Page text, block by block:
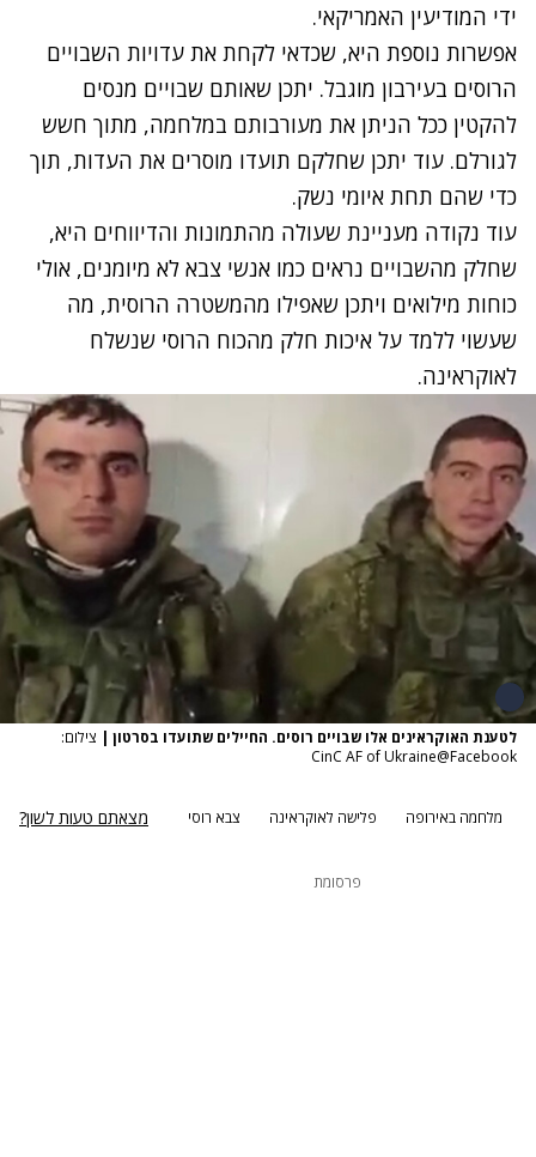
ידי המודיעין האמריקאי.
אפשרות נוספת היא, שכדאי לקחת את עדויות השבויים
הרוסים בעירבון מוגבל. יתכן שאותם שבויים מנסים
להקטין ככל הניתן את מעורבותם במלחמה, מתוך חשש
לגורלם. עוד יתכן שחלקם תועדו מוסרים את העדות, תוך
כדי שהם תחת איומי נשק.
עוד נקודה מעניינת שעולה מהתמונות והדיווחים היא,
שחלק מהשבויים נראים כמו אנשי צבא לא מיומנים, אולי
כוחות מילואים ויתכן שאפילו מהמשטרה הרוסית, מה
שעשוי ללמד על איכות חלק מהכוח הרוסי שנשלח
לאוקראינה.
לטענת האוקראינים אלו שבויים רוסים. החיילים שתועדו בסרטון | צילום:
CinC AF of Ukraine@Facebook
מלחמה באירופה פלישה לאוקראינה צבא רוסי מצאתם טעות לשון?
פרסומת